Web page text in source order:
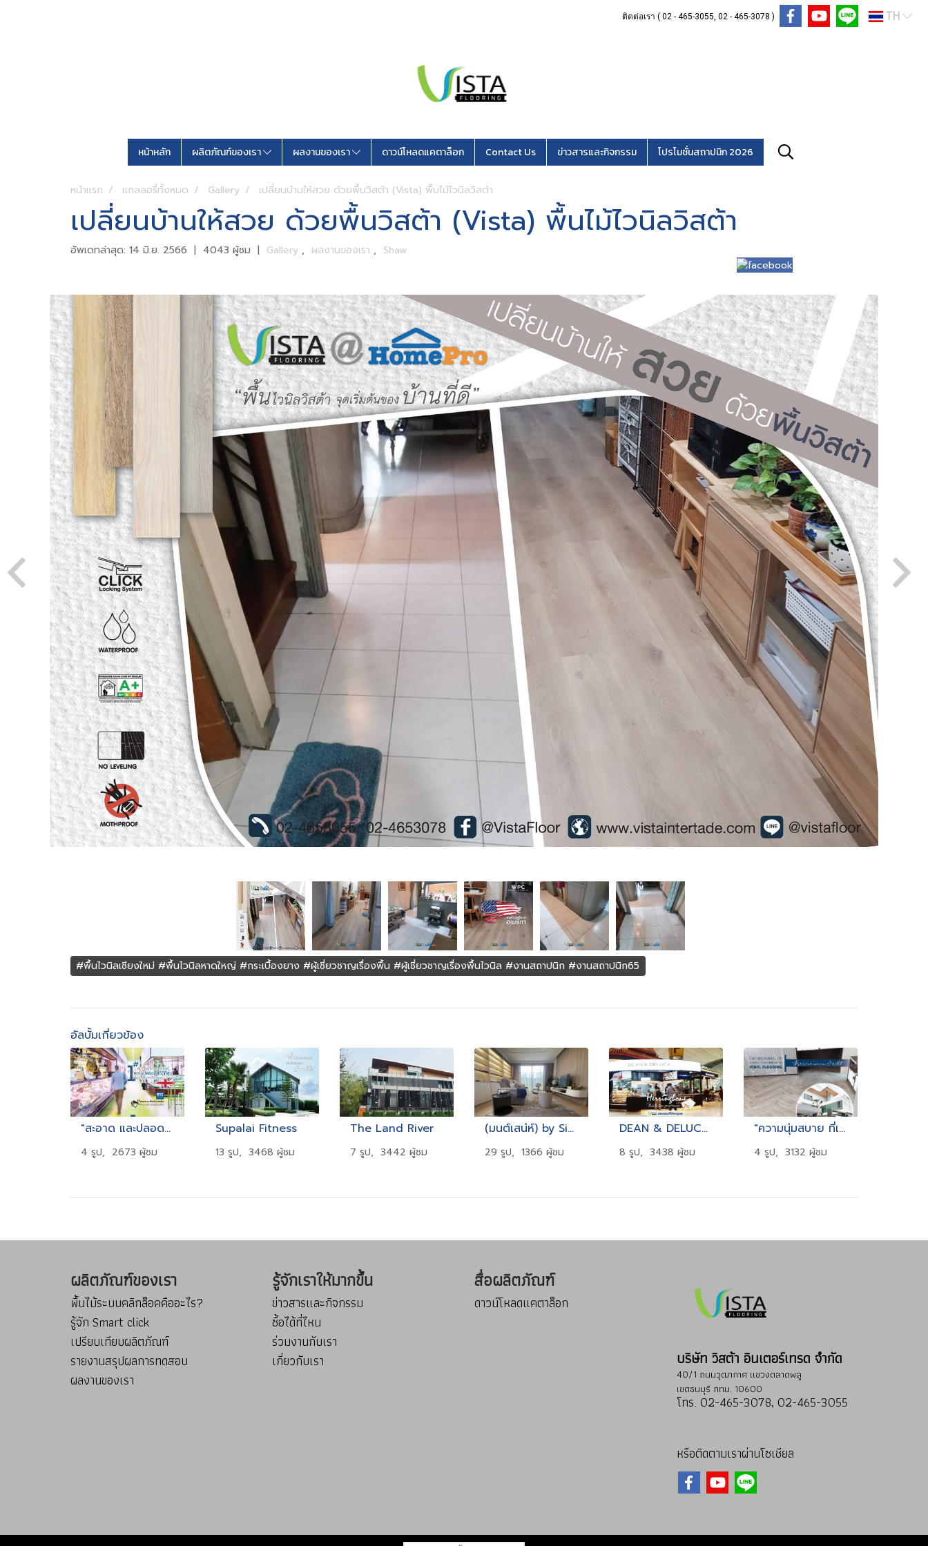
ติดต่อเรา ( 02 - 465-3055, 02 - 465-3078 ) TH
หน้าหลัก ผลิตภัณฑ์ของเรา ผลงานของเรา ดาวน์โหลดแคตาล็อก Contact Us ข่าวสารและกิจกรรม โปรโมชั่นสถาปนิก 2026
หน้าแรก แกลลอรี่ทั้งหมด Gallery เปลี่ยนบ้านให้สวย ด้วยพื้นวิสต้า (Vista) พื้นไม้ไวนิลวิสต้า
เปลี่ยนบ้านให้สวย ด้วยพื้นวิสต้า (Vista) พื้นไม้ไวนิลวิสต้า
อัพเดทล่าสุด: 14 มิ.ย. 2566 | 4043 ผู้ชม | Gallery , ผลงานของเรา , Shaw
#พื้นไวนิลเชียงใหม่ #พื้นไวนิลหาดใหญ่ #กระเบื้องยาง #ผู้เชี่ยวชาญเรื่องพื้น #ผู้เชี่ยวชาญเรื่องพื้นไวนิล #งานสถาปนิก #งานสถาปนิก65
อัลบั้มเกี่ยวข้อง
"สะอาด และปลอดภัยแม้ในตลาดสด"
4 รูป, 2673 ผู้ชม
Supalai Fitness
13 รูป, 3468 ผู้ชม
The Land River
7 รูป, 3442 ผู้ชม
(มนต์เสน่ห์) by Siamese (Siamese Monsane)
29 รูป, 1366 ผู้ชม
DEAN & DELUCA Thailand
8 รูป, 3438 ผู้ชม
"ความนุ่มสบาย ที่เหนือกว่า"
4 รูป, 3132 ผู้ชม
ผลิตภัณฑ์ของเรา
พื้นไม้ระบบคลิกล็อคคืออะไร?
รู้จัก Smart click
เปรียบเทียบผลิตภัณฑ์
รายงานสรุปผลการทดสอบ
ผลงานของเรา
รู้จักเราให้มากขึ้น
ข่าวสารและกิจกรรม
ซื้อได้ที่ไหน
ร่วมงานกับเรา
เกี่ยวกับเรา
สื่อผลิตภัณฑ์
ดาวน์โหลดแคตาล็อก
บริษัท วิสต้า อินเตอร์เทรด จำกัด
40/1 ถนนวุฒากาศ แขวงตลาดพลู
เขตธนบุรี กทม. 10600
โทร. 02-465-3078, 02-465-3055
หรือติดตามเราผ่านโซเชียล